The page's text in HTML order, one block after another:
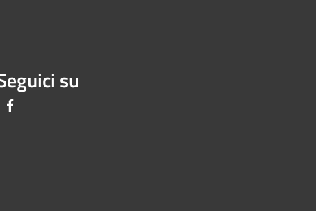
su